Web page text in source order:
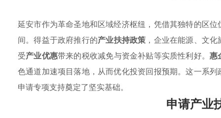
延安市作为革命圣地和区域经济枢纽，凭借其独特的区
间。得益于政府推行的产业扶持政策 ，企业在能源、文化
受产业优惠带来的税收减免与资金补贴等实质性利好。惠
色通道加速项目落地，从而优化投资回报预期。这一系
申请专项支持奠定了坚实基础。
申请产业